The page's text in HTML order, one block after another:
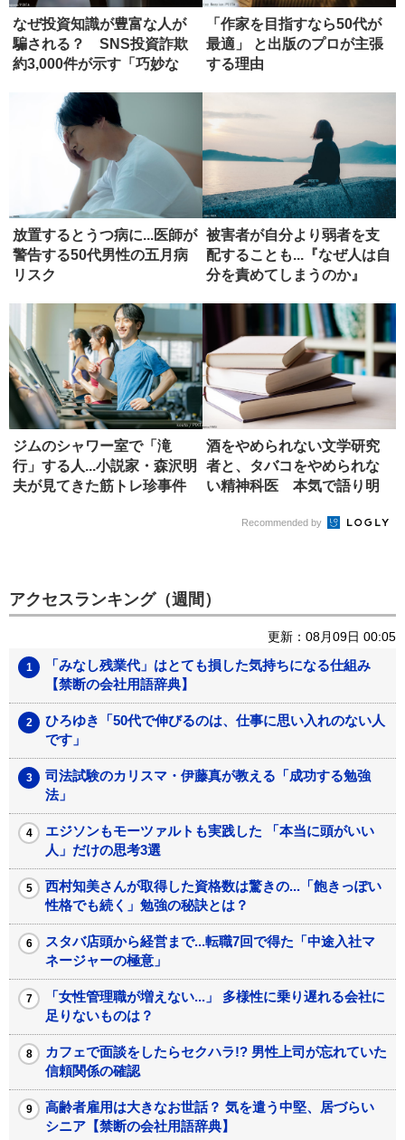
なぜ投資知識が豊富な人が
騙される？ SNS投資詐欺
約3,000件が示す「巧妙な
「作家を目指すなら50代が
最適」 と出版のプロが主張
する理由
放置するとうつ病に...医師が
警告する50代男性の五月病
リスク
被害者が自分より弱者を支
配することも...『なぜ人は自
分を責めてしまうのか』
ジムのシャワー室で「滝
行」する人...小説家・森沢明
夫が見てきた筋トレ珍事件
酒をやめられない文学研究
者と、タバコをやめられな
い精神科医 本気で語り明
Recommended by
アクセスランキング（週間）
更新：08月09日 00:05
「みなし残業代」はとても損した気持ちになる仕組み
【禁断の会社用語辞典】
ひろゆき「50代で伸びるのは、仕事に思い入れのない人
です」
司法試験のカリスマ・伊藤真が教える「成功する勉強
法」
エジソンもモーツァルトも実践した 「本当に頭がいい
人」だけの思考3選
西村知美さんが取得した資格数は驚きの...「飽きっぽい
性格でも続く」勉強の秘訣とは？
スタバ店頭から経営まで...転職7回で得た「中途入社マ
ネージャーの極意」
「女性管理職が増えない...」 多様性に乗り遅れる会社に
足りないものは？
カフェで面談をしたらセクハラ!? 男性上司が忘れていた
信頼関係の確認
高齢者雇用は大きなお世話？ 気を遣う中堅、居づらい
シニア【禁断の会社用語辞典】